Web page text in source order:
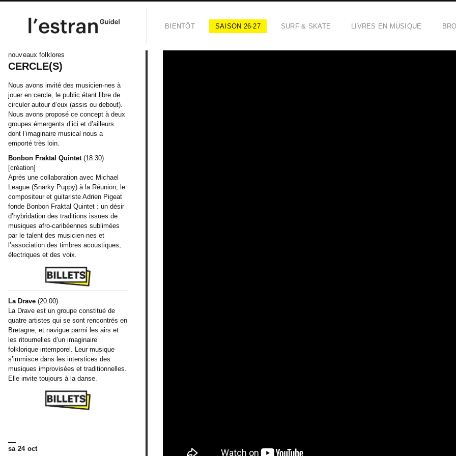
BIENTÔT SAISON 26·27 SURF & SKATE LIVRES EN MUSIQUE
nouveaux folklores
CERCLE(S)
Nous avons invité des musicien·nes à
jouer en cercle, le public étant libre de
circuler autour d’eux (assis ou debout).
Nous avons proposé ce concept à deux
groupes émergents d’ici et d’ailleurs
dont l’imaginaire musical nous a
emporté très loin.
Bonbon Fraktal Quintet (18.30)
[création]
Après une collaboration avec Michael
League (Snarky Puppy) à la Réunion, le
compositeur et guitariste Adrien Pigeat
fonde Bonbon Fraktal Quintet : un désir
d’hybridation des traditions issues de
musiques afro-caribéennes sublimées
par le talent des musicien·nes et
l’association des timbres acoustiques,
électriques et des voix.
La Drave (20.00)
La Drave est un groupe constitué de
quatre artistes qui se sont rencontrés en
Bretagne, et navigue parmi les airs et
les ritournelles d’un imaginaire
folklorique intemporel. Leur musique
s’immisce dans les interstices des
musiques improvisées et traditionnelles.
Elle invite toujours à la danse.
sa 24 oct